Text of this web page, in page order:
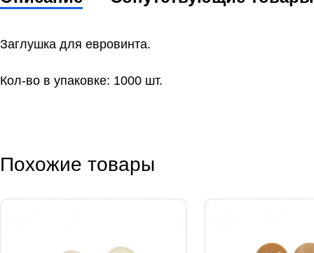
Заглушка для евровинта.
Кол-во в упаковке: 1000 шт.
Похожие товары